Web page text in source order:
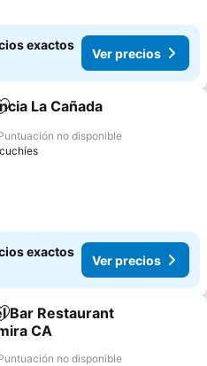
exactos
Ver precios
Agregar a favoritos
La Cañada
no disponible
exactos
Ver precios
Agregar a favoritos
Bar Restaurant
CA
no disponible